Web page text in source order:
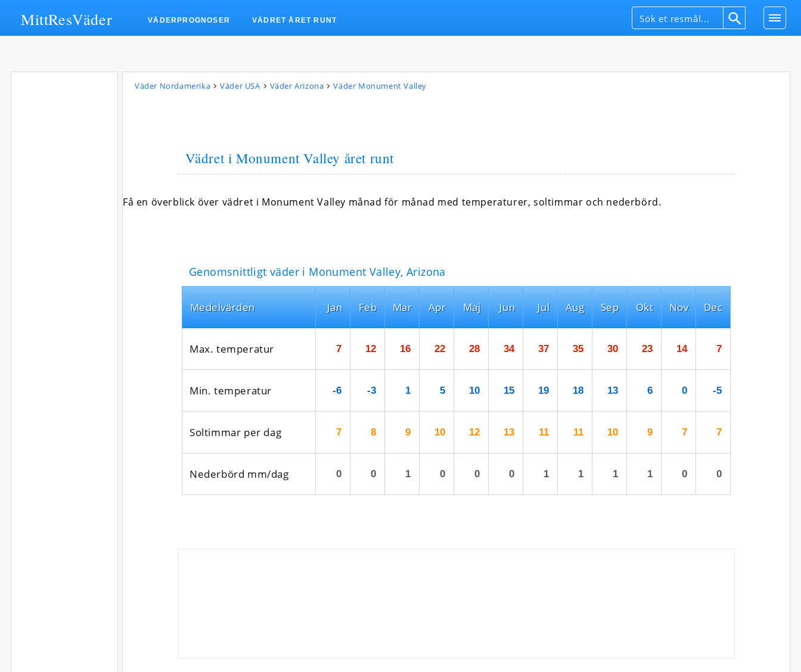
Väder Nordamerika Väder USA Väder Arizona Väder Monument Valley
Vädret i Monument Valley året runt
Få en överblick över vädret i Monument Valley månad för månad med temperaturer, soltimmar och nederbörd.
Genomsnittligt väder i Monument Valley, Arizona
Medel­värden
Max. temperatur
Min. temperatur
Soltimmar per dag
Nederbörd mm/dag
Jan
7
-6
7
0
Feb
12
-3
8
0
Mar
16
1
9
1
Apr
22
5
10
0
Maj
28
10
12
0
Jun
34
15
13
0
Jul
37
19
11
1
Aug
35
18
11
1
Sep
30
13
10
1
Okt
23
6
9
1
Nov
14
0
7
0
Dec
7
-5
7
0
MittResVäder VÄDERPROGNOSER VÄDRET ÅRET RUNT